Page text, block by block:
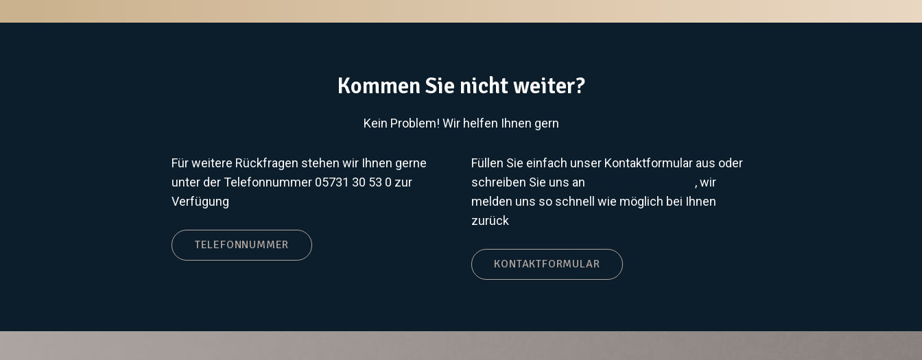
Kommen Sie nicht weiter?
Kein Problem! Wir helfen Ihnen gern
Für weitere Rückfragen stehen wir Ihnen gerne
unter der Telefonnummer 05731 30 53 0 zur
Verfügung
TELEFONNUMMER
Füllen Sie einfach unser Kontaktformular aus oder
schreiben Sie uns an
, wir
melden uns so schnell wie möglich bei Ihnen
zurück
KONTAKTFORMULAR